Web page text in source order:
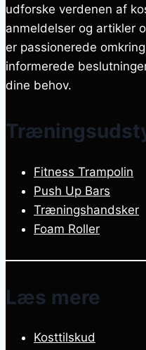
udforske verdenen af
anmeldelser og artikler
er passionerede
informerede
dine behov.
Fitness Trampolin
Push Up Bars
Træningshandsker
Foam Roller
Læs mere
Kosttilskud